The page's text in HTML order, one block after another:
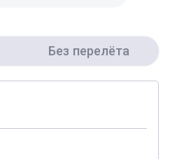
Без перелёта